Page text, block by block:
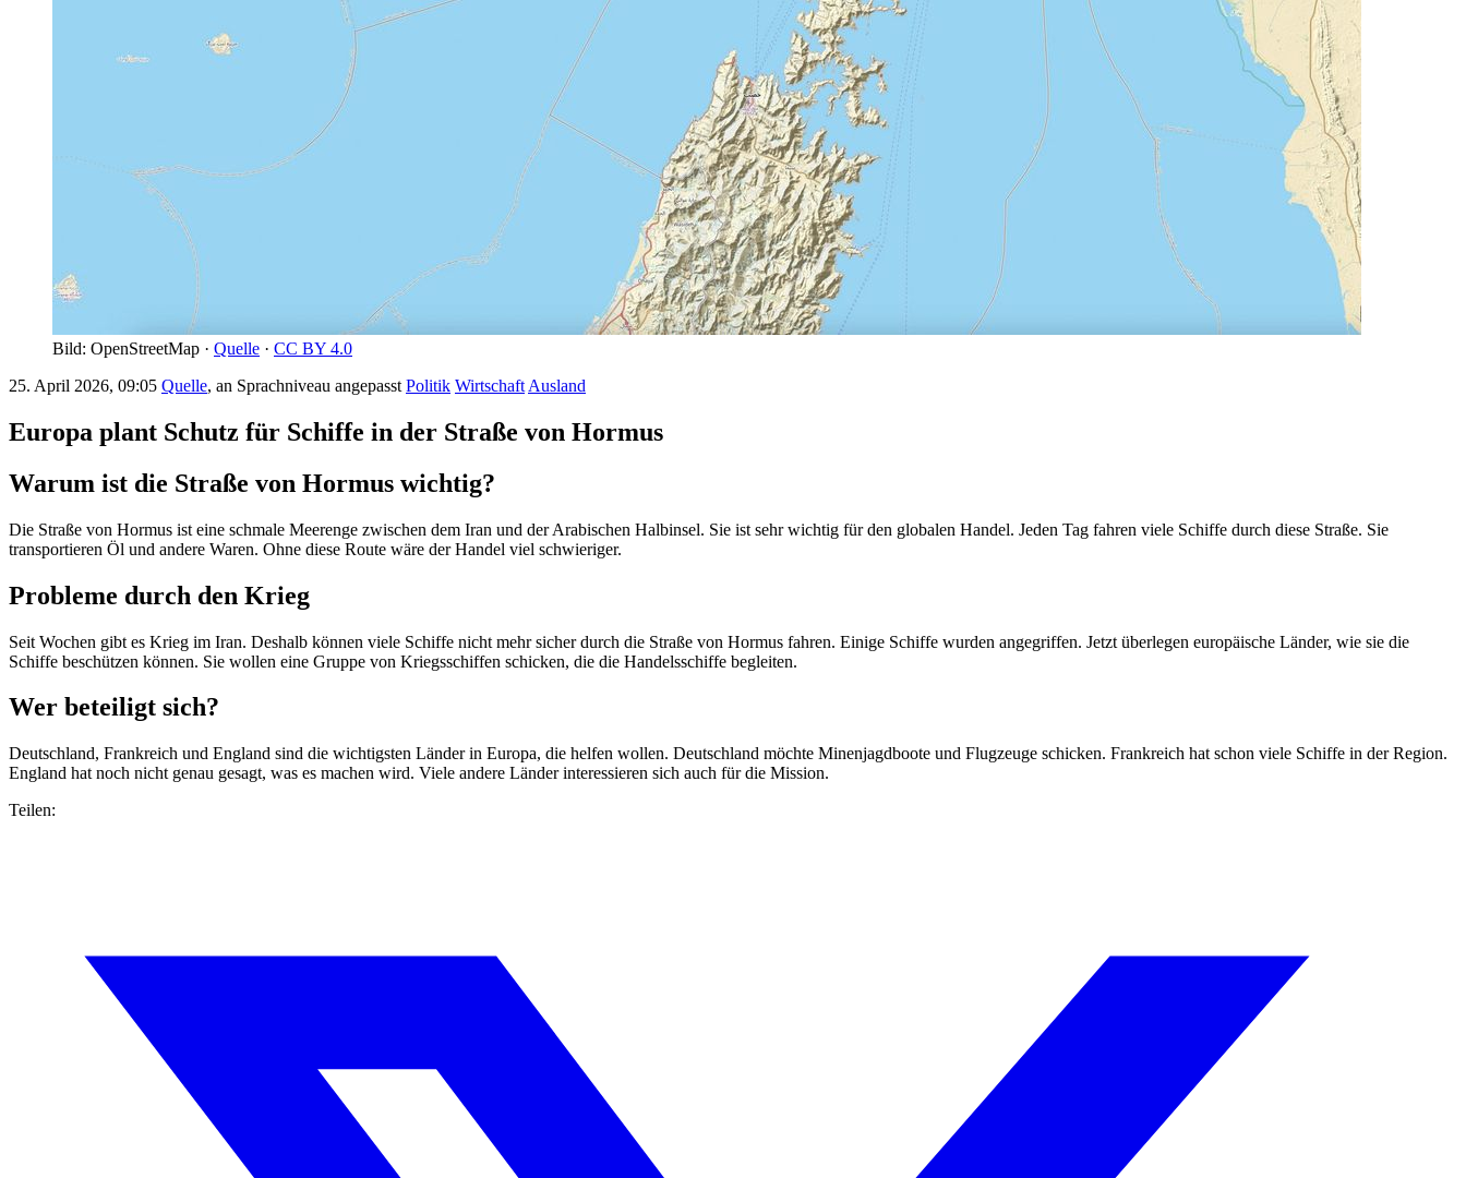
Bild: OpenStreetMap · Quelle · CC BY 4.0
25. April 2026, 09:05 Quelle, an Sprachniveau angepasst Politik Wirtschaft Ausland
Europa plant Schutz für Schiffe in der Straße von Hormus
Warum ist die Straße von Hormus wichtig?
Die Straße von Hormus ist eine schmale Meerenge zwischen dem Iran und der Arabischen Halbinsel. Sie ist sehr wichtig für den globalen Handel. Jeden Tag fahren viele Schiffe durch diese Straße. Sie
transportieren Öl und andere Waren. Ohne diese Route wäre der Handel viel schwieriger.
Probleme durch den Krieg
Seit Wochen gibt es Krieg im Iran. Deshalb können viele Schiffe nicht mehr sicher durch die Straße von Hormus fahren. Einige Schiffe wurden angegriffen. Jetzt überlegen europäische Länder, wie sie die
Schiffe beschützen können. Sie wollen eine Gruppe von Kriegsschiffen schicken, die die Handelsschiffe begleiten.
Wer beteiligt sich?
Deutschland, Frankreich und England sind die wichtigsten Länder in Europa, die helfen wollen. Deutschland möchte Minenjagdboote und Flugzeuge schicken. Frankreich hat schon viele Schiffe in der Region.
England hat noch nicht genau gesagt, was es machen wird. Viele andere Länder interessieren sich auch für die Mission.
Teilen: